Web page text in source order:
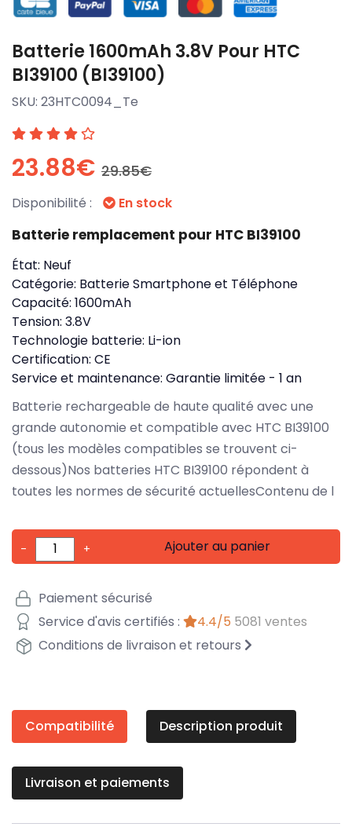
Batterie 1600mAh 3.8V Pour HTC
BI39100 (BI39100)
SKU: 23HTC0094_Te
23.88€ 29.85€
Disponibilité : En stock
Batterie remplacement pour HTC BI39100
État: Neuf
Catégorie: Batterie Smartphone et Téléphone
Capacité: 1600mAh
Tension: 3.8V
Technologie batterie: Li-ion
Certification: CE
Service et maintenance: Garantie limitée - 1 an
Batterie rechargeable de haute qualité avec une
grande autonomie et compatible avec HTC BI39100
(tous les modèles compatibles se trouvent ci-
dessous)Nos batteries HTC BI39100 répondent à
toutes les normes de sécurité actuellesContenu de l
- + Ajouter au panier
Paiement sécurisé
Service d'avis certifiés :
4.4/5 5081 ventes
Conditions de livraison et retours
Compatibilité Description produit
Livraison et paiements